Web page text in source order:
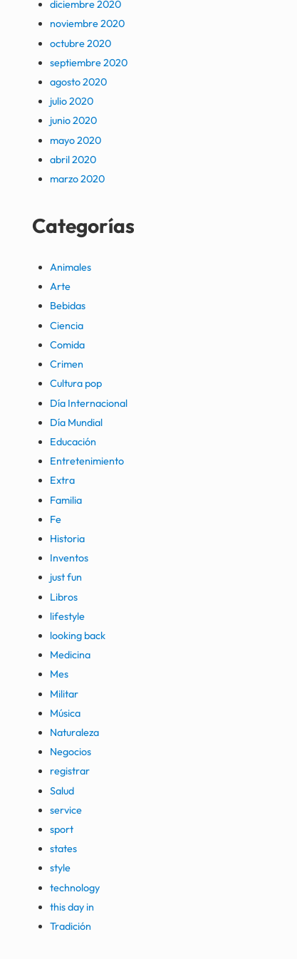
diciembre 2020
noviembre 2020
octubre 2020
septiembre 2020
agosto 2020
julio 2020
junio 2020
mayo 2020
abril 2020
marzo 2020
Categorías
Animales
Arte
Bebidas
Ciencia
Comida
Crimen
Cultura pop
Día Internacional
Día Mundial
Educación
Entretenimiento
Extra
Familia
Fe
Historia
Inventos
just fun
Libros
lifestyle
looking back
Medicina
Mes
Militar
Música
Naturaleza
Negocios
registrar
Salud
service
sport
states
style
technology
this day in
Tradición